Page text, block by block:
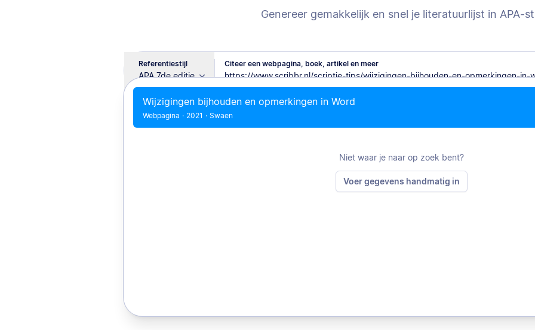
Genereer gemakkelijk en snel je literatuurlijst in APA-
Citeer een webpagina, boek, artikel en meer
Referentiestijl
APA 7de editie
Wijzigingen bijhouden en opmerkingen in Word
Webpagina · 2021 · Swaen
Niet waar je naar op zoek bent?
Voer gegevens handmatig in